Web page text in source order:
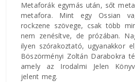
Metaforák egymás után, sőt
metafora. Mint egy Ossian
rockzene szövege, csak több
nem zenésítve, de prózában.
ilyen szórakoztató, ugyanakkor
Böszörményi Zoltán Darabokra
amely az Irodalmi Jelen
jelent meg.